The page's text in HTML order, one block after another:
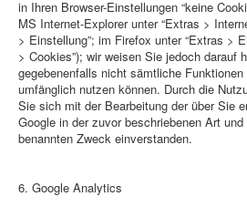
in Ihren Browser-Einstellungen “keine
MS Internet-Explorer unter “Extras >
> Einstellung”; im Firefox unter “Extras >
> Cookies”); wir weisen Sie jedoch darauf
gegebenenfalls nicht sämtliche
umfänglich nutzen können. Durch die
Sie sich mit der Bearbeitung der über Sie
Google in der zuvor beschriebenen Art
benannten Zweck einverstanden.
6. Google Analytics